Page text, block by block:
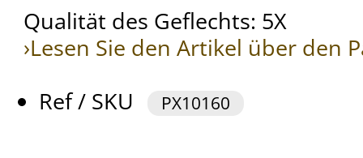
Qualität des Geflechts: 5X
›Lesen Sie den Artikel über den
Ref / SKU
PX10160